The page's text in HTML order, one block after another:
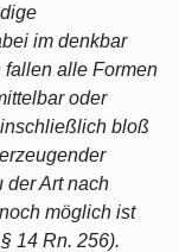
im denkbar
fallen alle Formen
oder
bloß
der Art nach
möglich ist
14 Rn. 256).